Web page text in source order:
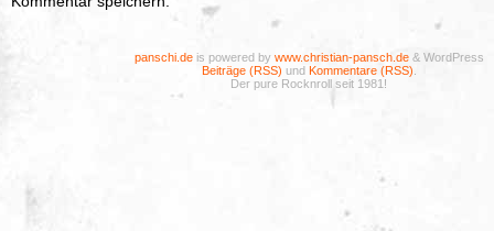
panschi.deis powered by www.christian-pansch.de& WordPress
Beiträge (RSS) und Kommentare (RSS)
Der pure Rocknroll seit 1981!